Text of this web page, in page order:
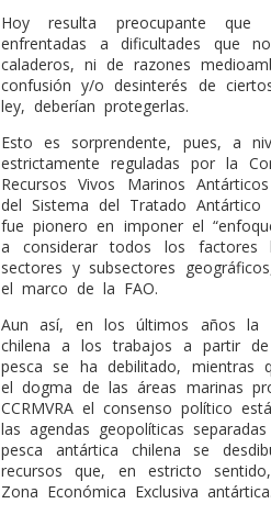
Hoy resulta preocupante que
enfrentadas a dificultades que
caladeros, ni de razones
confusión y/o desinterés de
ley, deberían protegerlas.
Esto es sorprendente, pues, a
estrictamente reguladas por la
Recursos Vivos Marinos
del Sistema del Tratado
fue pionero en imponer el
a considerar todos los factores
sectores y subsectores
el marco de la FAO.
Aun así, en los últimos años la
chilena a los trabajos a partir
pesca se ha debilitado, mientras
el dogma de las áreas marinas
CCRMVRA el consenso político
las agendas geopolíticas
pesca antártica chilena se
recursos que, en estricto
Zona Económica Exclusiva